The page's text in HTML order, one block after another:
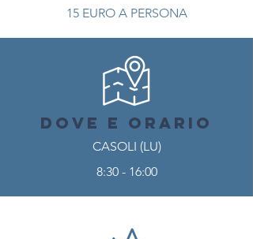
15 EURO A PERSONA
DOVE E ORARIO
CASOLI (LU)
8:30 - 16:00